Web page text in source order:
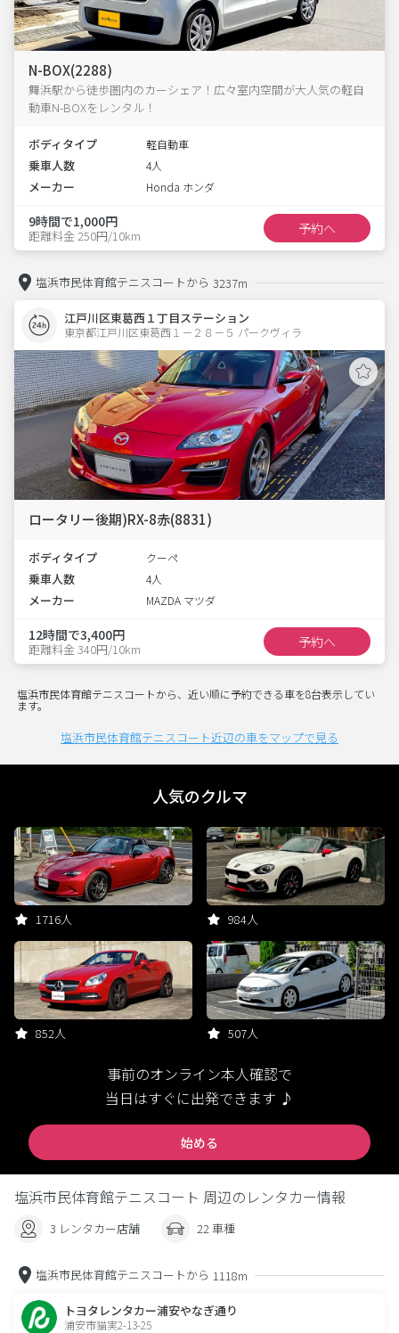
N-BOX(2288)
舞浜駅から徒歩圏内のカーシェア！広々室内空間が大人気の軽自
動車N-BOXをレンタル！
ボディタイプ 軽自動車
乗車人数 4人
メーカー Honda ホンダ
9時間で1,000円
距離料金 250円/10km 予約へ
塩浜市民体育館テニスコートから 3237m
江戸川区東葛西１丁目ステーション
東京都江戸川区東葛西１－２８－５ パークヴィラ
ロータリー後期)RX-8赤(8831)
ボディタイプ クーペ
乗車人数 4人
メーカー MAZDA マツダ
12時間で3,400円
距離料金 340円/10km 予約へ
塩浜市民体育館テニスコートから、近い順に予約できる車を8台表示してい
ます。
塩浜市民体育館テニスコート近辺の車をマップで見る
人気のクルマ
1716人 984人
852人 507人
事前のオンライン本人確認で
当日はすぐに出発できます ♪
始める
塩浜市民体育館テニスコート 周辺のレンタカー情報
3 レンタカー店舗 22 車種
塩浜市民体育館テニスコートから 1118m
トヨタレンタカー浦安やなぎ通り
浦安市猫実2-13-25